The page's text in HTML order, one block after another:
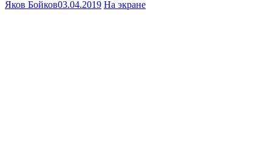
Яков Бойков03.04.2019 На экране